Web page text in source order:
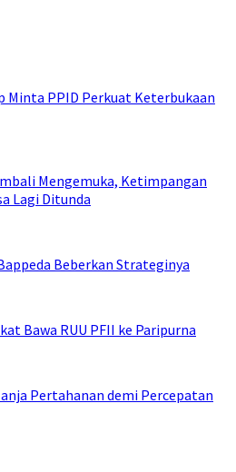
Minta PPID Perkuat Keterbukaan
Mengemuka, Ketimpangan
Lagi Ditunda
Beberkan Strateginya
Bawa RUU PFII ke Paripurna
Pertahanan demi Percepatan